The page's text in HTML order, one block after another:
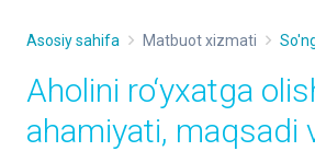
Asosiy sahifa Matbuot xizmati
Aholini ro‘yxatga
ahamiyati, maqsadi